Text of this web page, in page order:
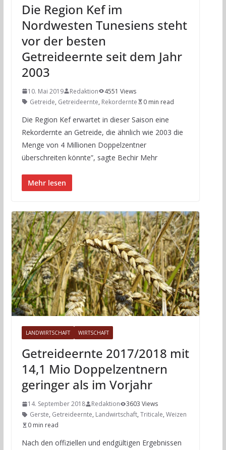
Die Region Kef im
Nordwesten Tunesiens steht
vor der besten
Getreideernte seit dem Jahr
2003
10. Mai 2019 Redaktion
4551 Views
Getreide, Getreideernte, Rekordernte 0 min read
Die Region Kef erwartet in dieser Saison eine
Rekordernte an Getreide, die ähnlich wie 2003 die
Menge von 4 Millionen Doppelzentner
überschreiten könnte”, sagte Bechir Mehr
Mehr lesen
LANDWIRTSCHAFT WIRTSCHAFT
Getreideernte 2017/2018 mit
14,1 Mio Doppelzentnern
geringer als im Vorjahr
14. September 2018 Redaktion
3603 Views
Gerste, Getreideernte, Landwirtschaft, Triticale, Weizen
0 min read
Nach den offiziellen und endgültigen Ergebnissen